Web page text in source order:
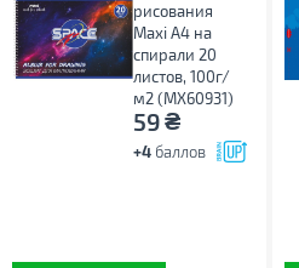
рисования
Maxi А4 на
спирали 20
листов, 100г/
м2 (MX60931)
59₴
+4 баллов